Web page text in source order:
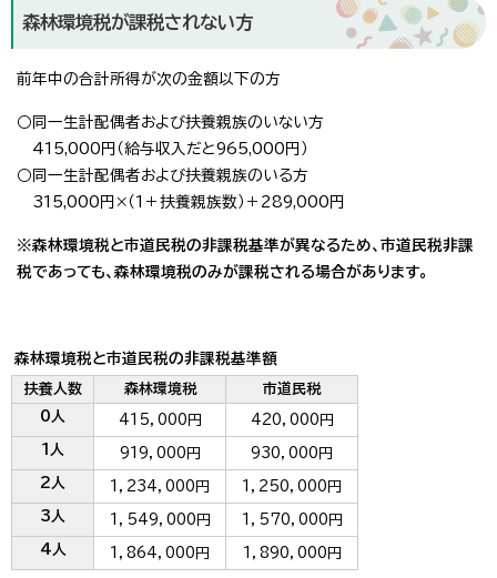
森林環境税が課税されない方
前年中の合計所得が次の金額以下の方
○同一生計配偶者および扶養親族のいない方
415,000円（給与収入だと965,000円）
○同一生計配偶者および扶養親族のいる方
315,000円×（1＋扶養親族数）＋289,000円
※森林環境税と市道民税の非課税基準が異なるため、市道民税非課
税であっても、森林環境税のみが課税される場合があります。
森林環境税と市道民税の非課税基準額
扶養人数 森林環境税
市道民税
0人
415，000円 420，000円
1人 919，000円 930，000円
2人 1，234，000円 1，250，000円
3人 1，549，000円 1，570，000円
4人 1，864，000円 1，890，000円